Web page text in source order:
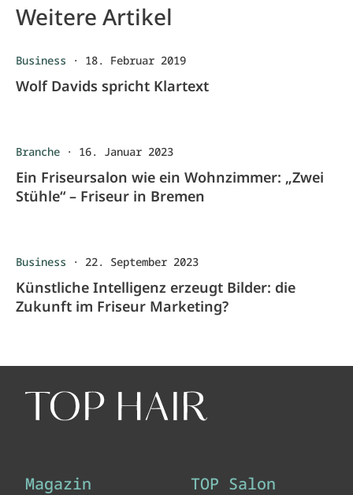
Weitere Artikel
Business · 18. Februar 2019
Wolf Davids spricht Klartext
Branche · 16. Januar 2023
Ein Friseursalon wie ein Wohnzimmer: „Zwei
Stühle“ – Friseur in Bremen
Business · 22. September 2023
Künstliche Intelligenz erzeugt Bilder: die
Zukunft im Friseur Marketing?
Magazin TOP Salon